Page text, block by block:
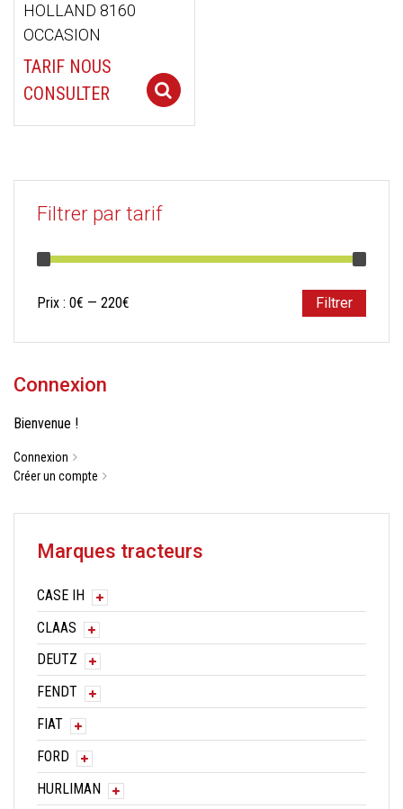
HOLLAND 8160
OCCASION
TARIF NOUS
CONSULTER
Filtrer par tarif
Prix
Prix
Filtrer
Prix : 0€ — 220€
Connexion
Bienvenue !
Connexion
Créer un compte
Marques tracteurs
CASE IH
CLAAS
DEUTZ
FENDT
FIAT
FORD
HURLIMAN